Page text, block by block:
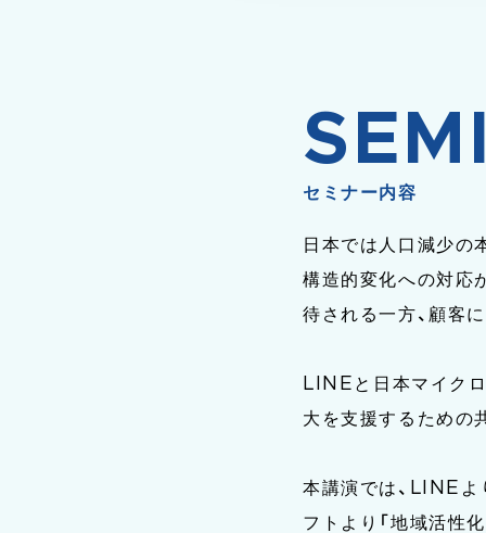
セミナー内容
日本では人口減少の
構造的変化への対応
待される一方、顧客
LINEと日本マイク
大を支援するための
本講演では、LINEよ
フトより「地域活性